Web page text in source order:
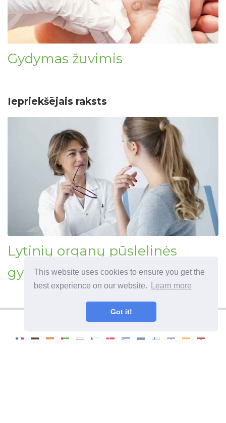
This website uses cookies to ensure you get the
best experience on our website.
Learn more
Got it!
Gydymas žuvimis
Iepriekšējais raksts
Lytinių organų pūslelinės
gydymas